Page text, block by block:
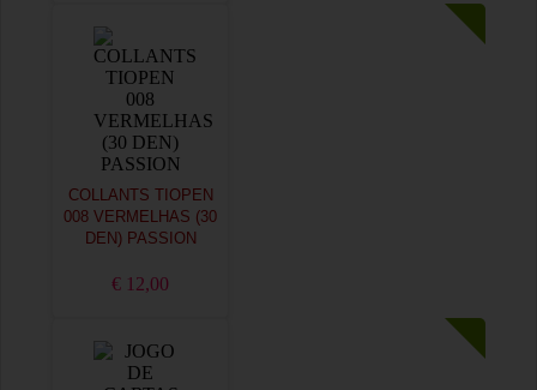
COLLANTS TIOPEN
008 VERMELHAS (30
DEN) PASSION
€ 12,00